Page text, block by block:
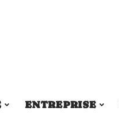
ENTREPRISE